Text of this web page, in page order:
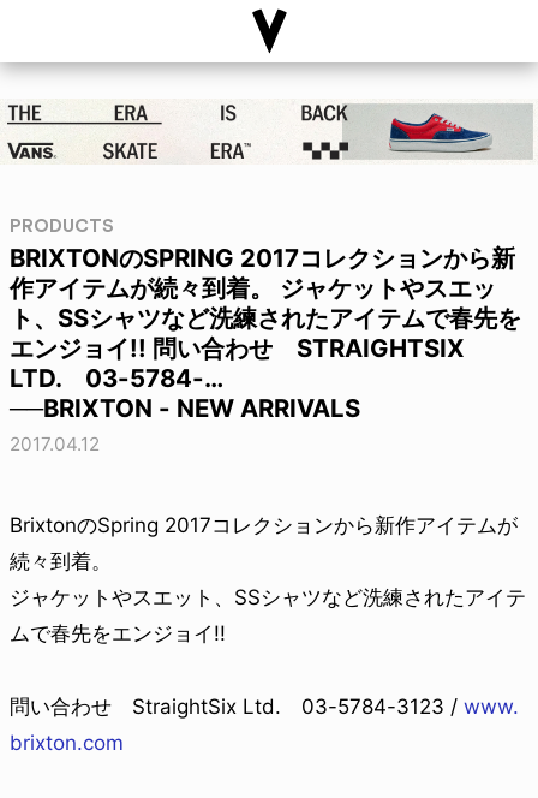
PRODUCTS
BRIXTONのSPRING 2017コレクションから新
作アイテムが続々到着。 ジャケットやスエッ
ト、SSシャツなど洗練されたアイテムで春先を
エンジョイ!! 問い合わせ STRAIGHTSIX
LTD. 03-5784-…
──BRIXTON - NEW ARRIVALS
2017.04.12
BrixtonのSpring 2017コレクションから新作アイテムが
続々到着。
ジャケットやスエット、SSシャツなど洗練されたアイテ
ムで春先をエンジョイ!!
問い合わせ StraightSix Ltd. 03-5784-3123 / www.
brixton.com